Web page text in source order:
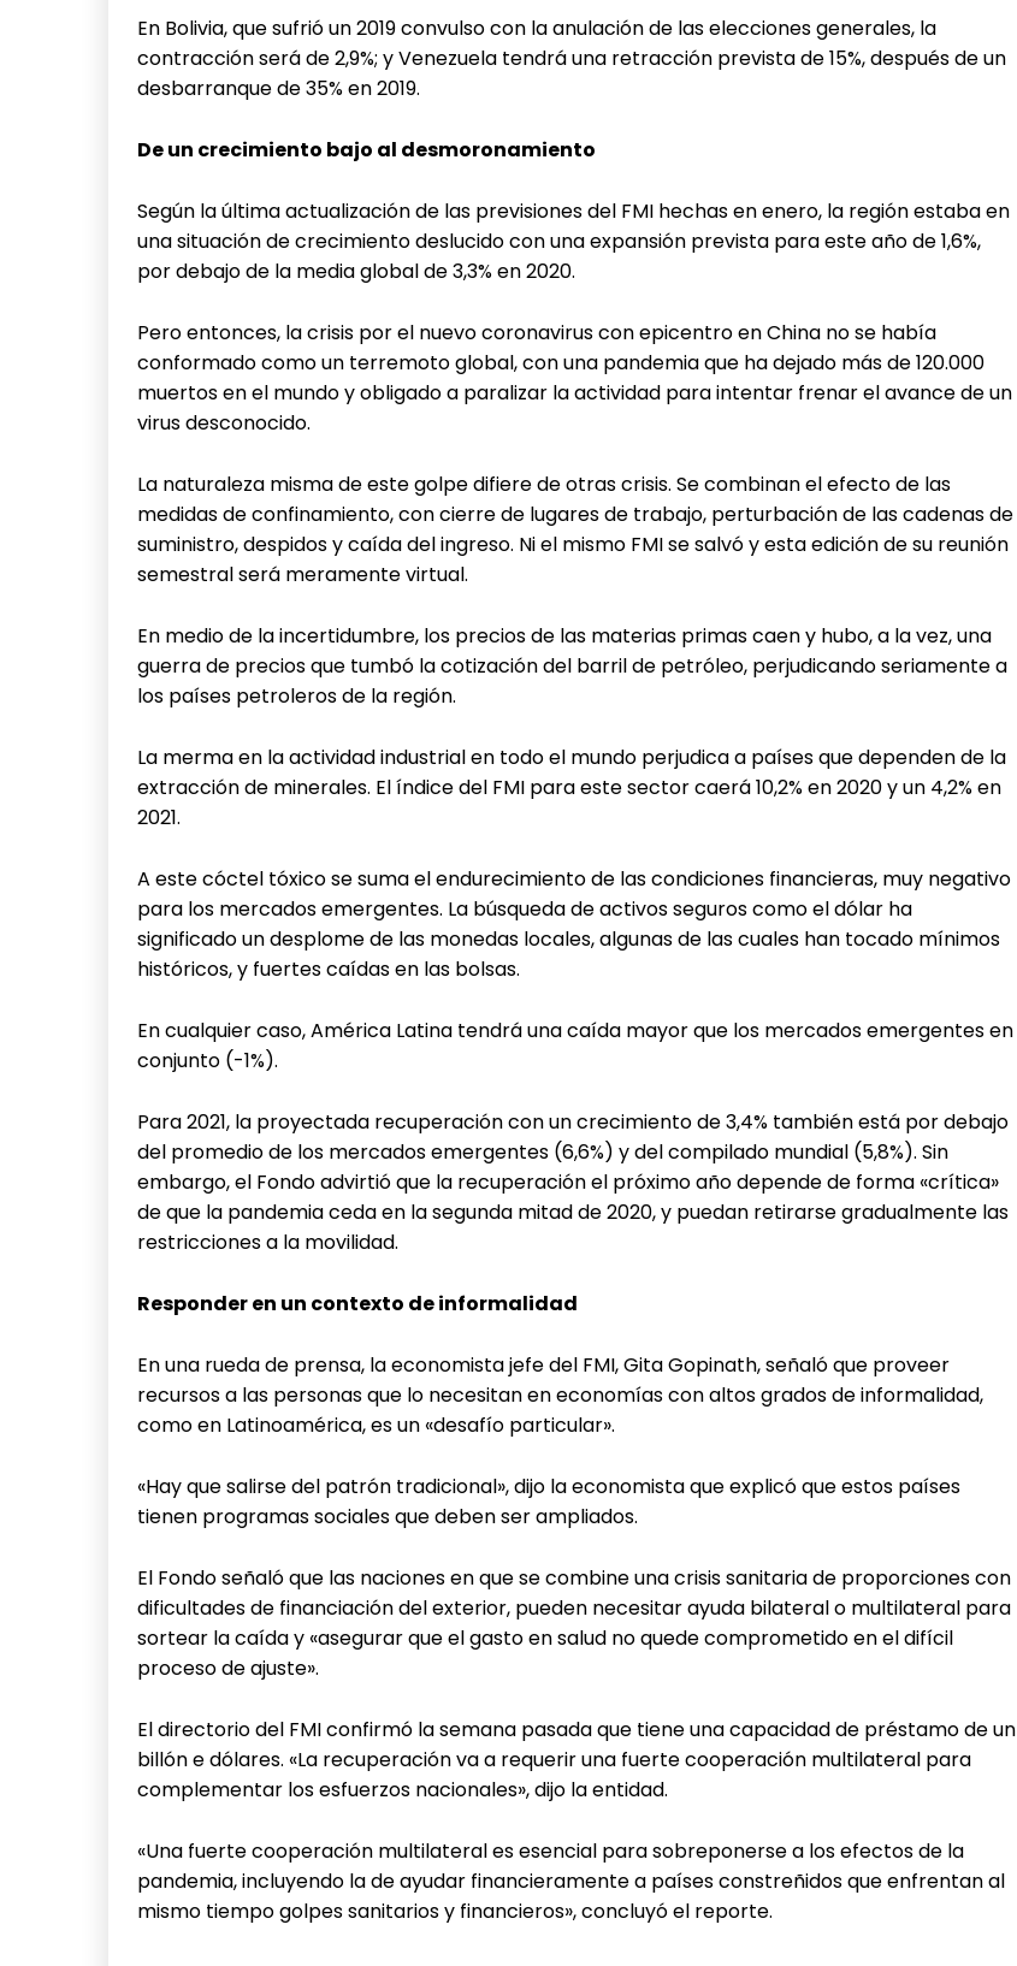
En Bolivia, que sufrió un 2019 convulso con la anulación de las elecciones generales, la
contracción será de 2,9%; y Venezuela tendrá una retracción prevista de 15%, después de un
desbarranque de 35% en 2019.
De un crecimiento bajo al desmoronamiento
Según la última actualización de las previsiones del FMI hechas en enero, la región estaba en
una situación de crecimiento deslucido con una expansión prevista para este año de 1,6%,
por debajo de la media global de 3,3% en 2020.
Pero entonces, la crisis por el nuevo coronavirus con epicentro en China no se había
conformado como un terremoto global, con una pandemia que ha dejado más de 120.000
muertos en el mundo y obligado a paralizar la actividad para intentar frenar el avance de un
virus desconocido.
La naturaleza misma de este golpe difiere de otras crisis. Se combinan el efecto de las
medidas de confinamiento, con cierre de lugares de trabajo, perturbación de las cadenas de
suministro, despidos y caída del ingreso. Ni el mismo FMI se salvó y esta edición de su reunión
semestral será meramente virtual.
En medio de la incertidumbre, los precios de las materias primas caen y hubo, a la vez, una
guerra de precios que tumbó la cotización del barril de petróleo, perjudicando seriamente a
los países petroleros de la región.
La merma en la actividad industrial en todo el mundo perjudica a países que dependen de la
extracción de minerales. El índice del FMI para este sector caerá 10,2% en 2020 y un 4,2% en
2021.
A este cóctel tóxico se suma el endurecimiento de las condiciones financieras, muy negativo
para los mercados emergentes. La búsqueda de activos seguros como el dólar ha
significado un desplome de las monedas locales, algunas de las cuales han tocado mínimos
históricos, y fuertes caídas en las bolsas.
En cualquier caso, América Latina tendrá una caída mayor que los mercados emergentes en
conjunto (-1%).
Para 2021, la proyectada recuperación con un crecimiento de 3,4% también está por debajo
del promedio de los mercados emergentes (6,6%) y del compilado mundial (5,8%). Sin
embargo, el Fondo advirtió que la recuperación el próximo año depende de forma «crítica»
de que la pandemia ceda en la segunda mitad de 2020, y puedan retirarse gradualmente las
restricciones a la movilidad.
Responder en un contexto de informalidad
En una rueda de prensa, la economista jefe del FMI, Gita Gopinath, señaló que proveer
recursos a las personas que lo necesitan en economías con altos grados de informalidad,
como en Latinoamérica, es un «desafío particular».
«Hay que salirse del patrón tradicional», dijo la economista que explicó que estos países
tienen programas sociales que deben ser ampliados.
El Fondo señaló que las naciones en que se combine una crisis sanitaria de proporciones con
dificultades de financiación del exterior, pueden necesitar ayuda bilateral o multilateral para
sortear la caída y «asegurar que el gasto en salud no quede comprometido en el difícil
proceso de ajuste».
El directorio del FMI confirmó la semana pasada que tiene una capacidad de préstamo de un
billón e dólares. «La recuperación va a requerir una fuerte cooperación multilateral para
complementar los esfuerzos nacionales», dijo la entidad.
«Una fuerte cooperación multilateral es esencial para sobreponerse a los efectos de la
pandemia, incluyendo la de ayudar financieramente a países constreñidos que enfrentan al
mismo tiempo golpes sanitarios y financieros», concluyó el reporte.